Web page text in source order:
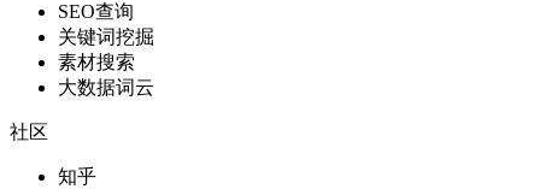
SEO查询
关键词挖掘
素材搜索
大数据词云
社区
知乎